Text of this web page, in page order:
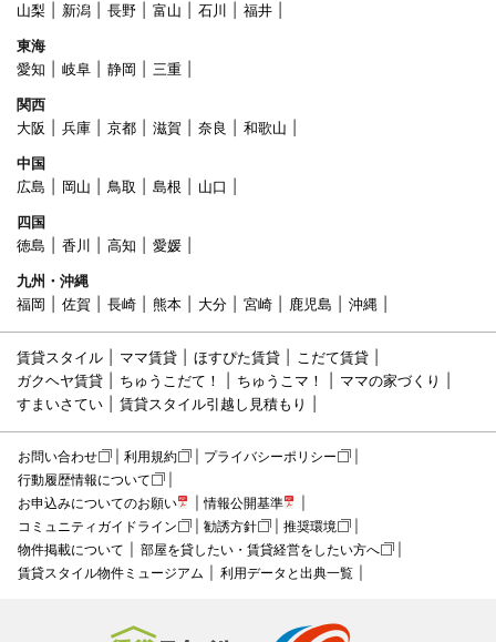
山梨
新潟 長野 富山 石川
福井
東海
愛知
岐阜 静岡
三重
関西
大阪
兵庫 京都 滋賀 奈良
和歌山
中国
広島
岡山 鳥取 島根
山口
四国
徳島
香川 高知
愛媛
九州・沖縄
福岡
佐賀 長崎 熊本 大分 宮崎 鹿児島 沖縄
賃貸スタイル ママ賃貸 ほすぴた賃貸
こだて賃貸
ガクヘヤ賃貸
ちゅうこだて！ ちゅうこマ！
ママの家づくり
すまいさてい
賃貸スタイル引越し見積もり
お問い合わせ 利用規約
プライバシーポリシー
行動履歴情報について
お申込みについてのお願い
情報公開基準
コミュニティガイドライン
勧誘方針
推奨環境
物件掲載について
部屋を貸したい・賃貸経営をしたい方へ
賃貸スタイル物件ミュージアム
利用データと出典一覧